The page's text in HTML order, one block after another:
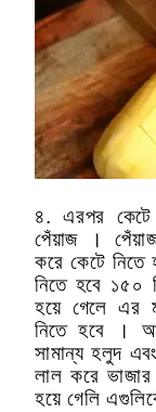
৪. এরপর কেটে
পেঁয়াজ ।
করে কেটে
নিতে হবে ১৫০
হয়ে গেলে এর
নিতে হবে ।
সামান্য হলুদ
লাল করে
হয়ে গেলি